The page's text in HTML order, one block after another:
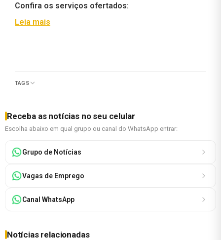
Confira os serviços ofertados:
Leia mais
Barra
saiba
detalhes
TAGS
Receba as notícias no seu celular
Escolha abaixo em qual grupo ou canal do WhatsApp entrar:
Grupo de Notícias
Vagas de Emprego
Canal WhatsApp
Notícias relacionadas